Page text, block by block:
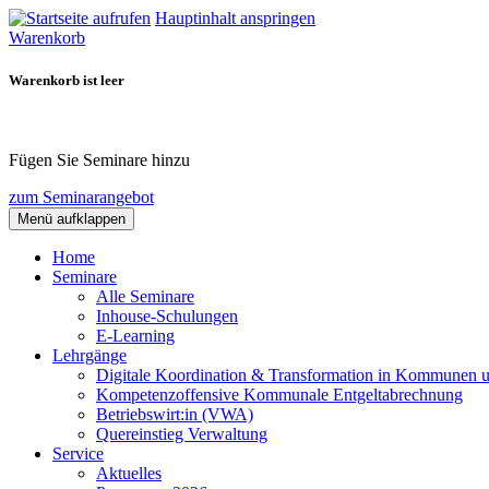
Hauptinhalt anspringen
Warenkorb
Warenkorb ist leer
Fügen Sie Seminare hinzu
zum Seminarangebot
Menü aufklappen
Home
Seminare
Alle Seminare
Inhouse-Schulungen
E-Learning
Lehrgänge
Digitale Koordination & Transformation in Kommunen
Kompetenzoffensive Kommunale Entgeltabrechnung
Betriebswirt:in (VWA)
Quereinstieg Verwaltung
Service
Aktuelles